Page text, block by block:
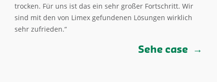
trocken. Für uns ist das ein sehr großer Fortschritt. Wir
sind mit den von Limex gefundenen Lösungen wirklich
sehr zufrieden.“
Sehe case